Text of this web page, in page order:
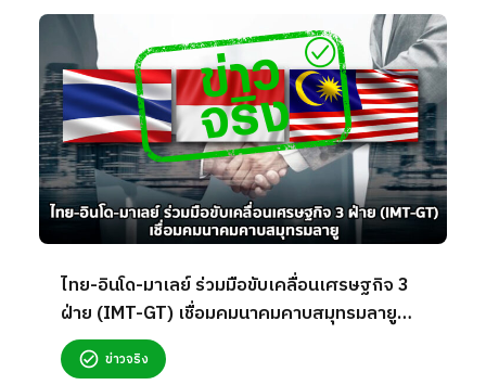
ไทย-อินโด-มาเลย์ ร่วมมือขับเคลื่อนเศรษฐกิจ 3
ฝ่าย (IMT-GT) เชื่อมคมนาคมคาบสมุทรมลายู
จริงหรือ?
ข่าวจริง